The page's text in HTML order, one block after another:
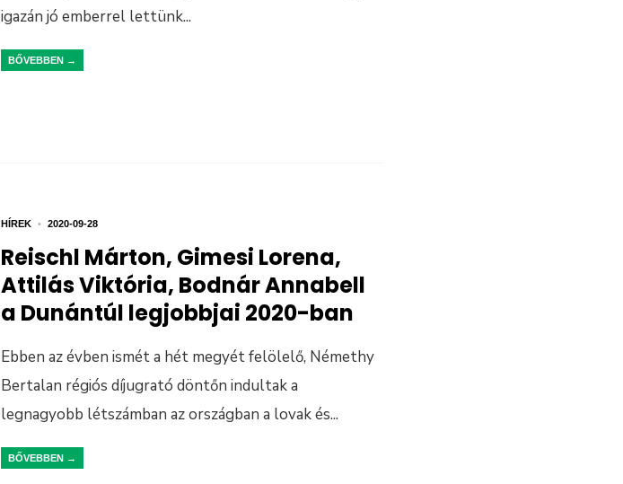
igazán jó emberrel lettünk...
BŐVEBBEN →
HÍREK • 2020-09-28
Reischl Márton, Gimesi Lorena,
Attilás Viktória, Bodnár Annabell
a Dunántúl legjobbjai 2020-ban
Ebben az évben ismét a hét megyét felölelő, Némethy
Bertalan régiós díjugrató döntőn indultak a
legnagyobb létszámban az országban a lovak és...
BŐVEBBEN →